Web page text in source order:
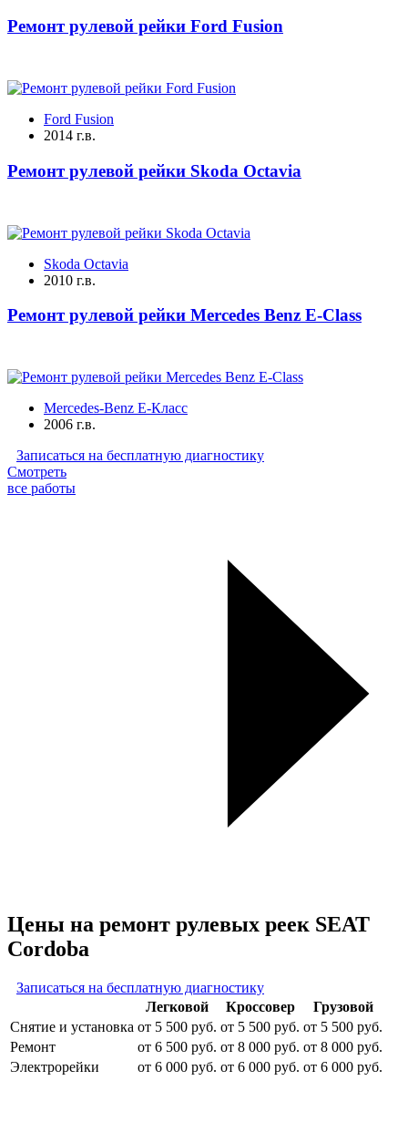
Ремонт рулевой рейки Ford Fusion
Ford Fusion
2014 г.в.
Ремонт рулевой рейки Skoda Octavia
Skoda Octavia
2010 г.в.
Ремонт рулевой рейки Mercedes Benz E-Class
Mercedes-Benz E-Класс
2006 г.в.
Записаться на бесплатную диагностику
Смотреть
все работы
Цены на ремонт рулевых реек SEAT
Cordoba
Записаться на бесплатную диагностику
Легковой
Кроссовер
Грузовой
Снятие и установка от 5 500 руб. от 5 500 руб. от 5 500 руб.
Ремонт
от 6 500 руб. от 8 000 руб. от 8 000 руб.
Электрорейки
от 6 000 руб. от 6 000 руб. от 6 000 руб.